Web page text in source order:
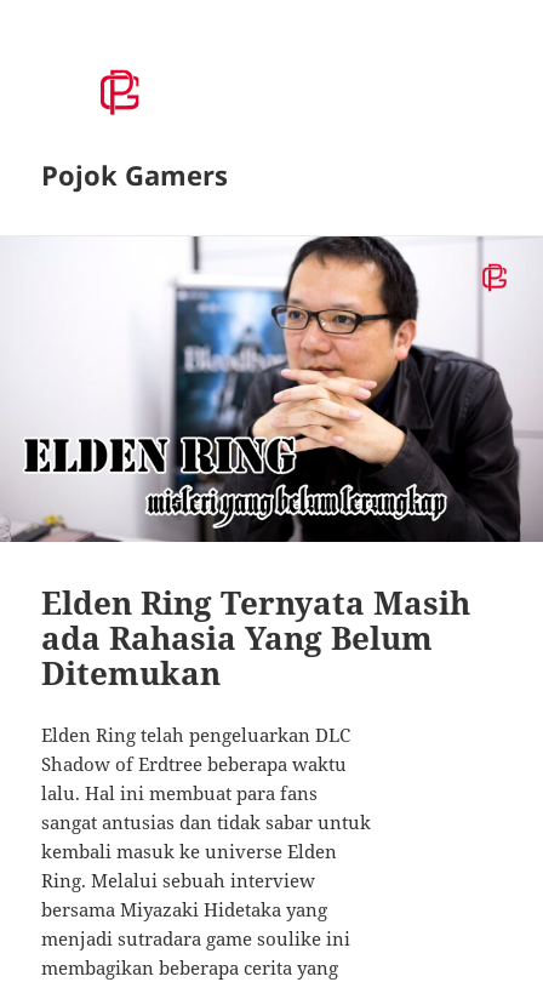
Pojok Gamers
Elden Ring Ternyata Masih
ada Rahasia Yang Belum
Ditemukan
Elden Ring telah pengeluarkan DLC
Shadow of Erdtree beberapa waktu
lalu. Hal ini membuat para fans
sangat antusias dan tidak sabar untuk
kembali masuk ke universe Elden
Ring. Melalui sebuah interview
bersama Miyazaki Hidetaka yang
menjadi sutradara game soulike ini
membagikan beberapa cerita yang